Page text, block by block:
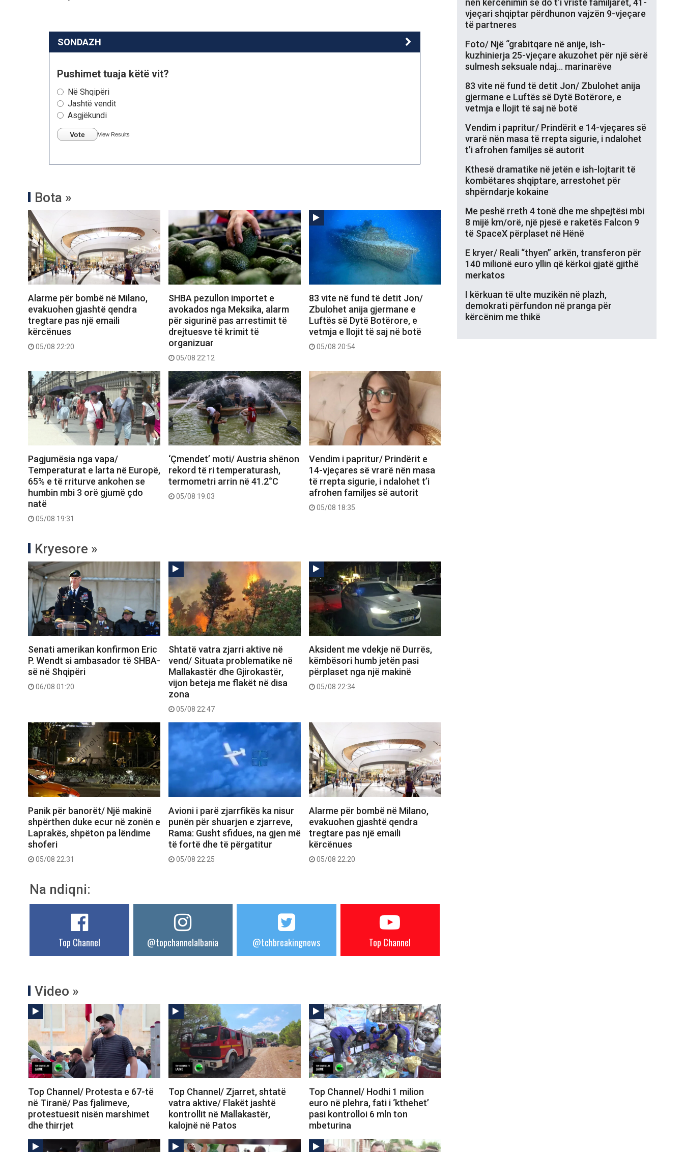
SONDAZH
Pushimet tuaja këtë vit?
Në Shqipëri
Jashtë vendit
Asgjëkundi
Vote View Results
Bota »
Alarme për bombë në Milano,
evakuohen gjashtë qendra
tregtare pas një emaili
kërcënues
05/08 22:20
SHBA pezullon importet e
avokados nga Meksika, alarm
për sigurinë pas arrestimit të
drejtuesve të krimit të
organizuar
05/08 22:12
83 vite në fund të detit Jon/
Zbulohet anija gjermane e
Luftës së Dytë Botërore, e
vetmja e llojit të saj në botë
05/08 20:54
Pagjumësia nga vapa/
Temperaturat e larta në Europë,
65% e të rriturve ankohen se
humbin mbi 3 orë gjumë çdo
natë
05/08 19:31
‘Çmendet’ moti/ Austria shënon
rekord të ri temperaturash,
termometri arrin në 41.2°C
05/08 19:03
Vendim i papritur/ Prindërit e
14-vjeçares së vrarë nën masa
të rrepta sigurie, i ndalohet t’i
afrohen familjes së autorit
05/08 18:35
Kryesore »
Senati amerikan konfirmon Eric
P. Wendt si ambasador të SHBA-
së në Shqipëri
06/08 01:20
Shtatë vatra zjarri aktive në
vend/ Situata problematike në
Mallakastër dhe Gjirokastër,
vijon beteja me flakët në disa
zona
05/08 22:47
Aksident me vdekje në Durrës,
këmbësori humb jetën pasi
përplaset nga një makinë
05/08 22:34
Panik për banorët/ Një makinë
shpërthen duke ecur në zonën e
Laprakës, shpëton pa lëndime
shoferi
05/08 22:31
Avioni i parë zjarrfikës ka nisur
punën për shuarjen e zjarreve,
Rama: Gusht sfidues, na gjen më
të fortë dhe të përgatitur
05/08 22:25
Alarme për bombë në Milano,
evakuohen gjashtë qendra
tregtare pas një emaili
kërcënues
05/08 22:20
Na ndiqni:
Top Channel @topchannelalbania @tchbreakingnews Top Channel
Video »
Top Channel/ Protesta e 67-të
në Tiranë/ Pas fjalimeve,
protestuesit nisën marshimet
dhe thirrjet
Top Channel/ Zjarret, shtatë
vatra aktive/ Flakët jashtë
kontrollit në Mallakastër,
kalojnë në Patos
Top Channel/ Hodhi 1 milion
euro në plehra, fati i ‘kthehet’
pasi kontrolloi 6 mln ton
mbeturina
vjeçari shqiptar përdhunon vajzën 9-vjeçare
të partneres
Foto/ Një “grabitqare në anije, ish-
kuzhinierja 25-vjeçare akuzohet për një sërë
sulmesh seksuale ndaj… marinarëve
83 vite në fund të detit Jon/ Zbulohet anija
gjermane e Luftës së Dytë Botërore, e
vetmja e llojit të saj në botë
Vendim i papritur/ Prindërit e 14-vjeçares së
vrarë nën masa të rrepta sigurie, i ndalohet
t’i afrohen familjes së autorit
Kthesë dramatike në jetën e ish-lojtarit të
kombëtares shqiptare, arrestohet për
shpërndarje kokaine
Me peshë rreth 4 tonë dhe me shpejtësi mbi
8 mijë km/orë, një pjesë e raketës Falcon 9
të SpaceX përplaset në Hënë
E kryer/ Reali “thyen” arkën, transferon për
140 milionë euro yllin që kërkoi gjatë gjithë
merkatos
I kërkuan të ulte muzikën në plazh,
demokrati përfundon në pranga për
kërcënim me thikë